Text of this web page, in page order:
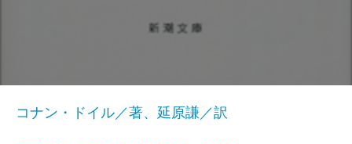
コナン・ドイル／著、延原謙／訳